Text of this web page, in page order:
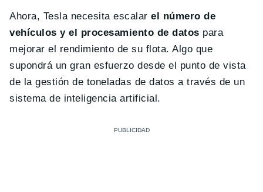
Ahora, Tesla necesita escalar el número de
vehículos y el procesamiento de datos para
mejorar el rendimiento de su flota. Algo que
supondrá un gran esfuerzo desde el punto de vista
de la gestión de toneladas de datos a través de un
sistema de inteligencia artificial.